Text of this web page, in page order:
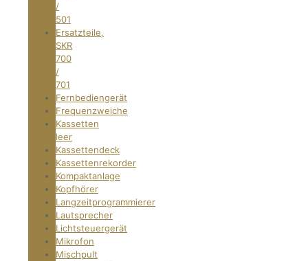
/
501
Ersatzteile,
SKR
700
/
701
Fernbediengerät
Frequenzweiche
Kassetten
leer
Kassettendeck
Kassettenrekorder
Kompaktanlage
Kopfhörer
Langzeitprogrammierer
Lautsprecher
Lichtsteuergerät
Mikrofon
Mischpult